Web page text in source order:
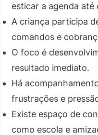
esticar a agenda até
A criança participa
comandos e
O foco é
resultado imediato.
Há
frustrações e
Existe espaço de
como escola e